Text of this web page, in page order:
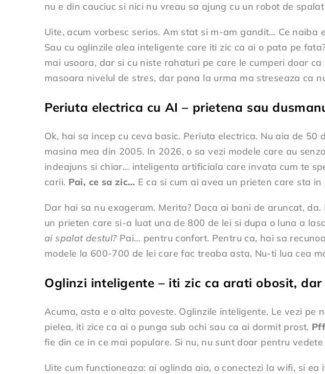
nu e din cauciuc si nici nu vreau sa ajung cu un robot de
Uite, acum vorbesc serios. Am stat si m-am gandit… Ce
Sau cu oglinzile alea inteligente care iti zic ca ai o pata pe
mai usoara, dar si cu niste rahaturi pe care le cumperi doar
masoara nivelul de stres, dar pana la urma ma streseaza ca
Periuta electrica cu AI – prietena sau
Ok, hai sa incep cu ceva basic. Periuta electrica. Nu aia de
masina mea din 2005. In 2026, o sa vezi modele care au
indeajuns si chiar… inteligenta artificiala care invata cum te
carii. Pai, ce sa zic… E ca si cum ai avea un prieten care sta
Dar hai sa nu exageram. Merita? Daca ai bani de aruncat,
un prieten care si-a luat una de 800 de lei si dupa o luna a
ai spalat destul?Pai… pentru confort. Pentru ca, hai sa
modele la 600-700 de lei care fac treaba asta. Nu-ti lua cea
Oglinzi inteligente – iti zic ca arati obosit,
Acuma, asta e o alta poveste. Oglinzile inteligente. Le vezi
pielea, iti zice ca ai o punga sub ochi sau ca ai dormit prost.
fie din ce in ce mai populare. Si nu, nu sunt doar pentru
Uite cum functioneaza: ai oglinda aia, o conectezi la wifi, si